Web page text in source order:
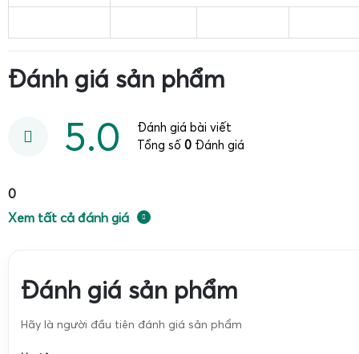
Đánh giá sản phẩm
5.0
Đánh giá bài viết
Tổng số 0 Đánh giá
0
Xem tất cả đánh giá
Đánh giá sản phẩm
Hãy là người đầu tiên đánh giá sản phẩm